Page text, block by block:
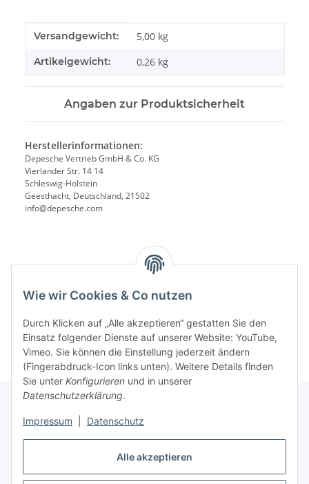
Alle akzeptieren
Wie wir Cookies & Co nutzen
Durch Klicken auf „Alle akzeptieren“ gestatten Sie den
Einsatz folgender Dienste auf unserer Website: YouTube,
Vimeo. Sie können die Einstellung jederzeit ändern
(Fingerabdruck-Icon links unten). Weitere Details finden
Sie unter Konfigurieren und in unserer
Datenschutzerklärung.
Impressum Datenschutz
Produkteigenschaft
Wert
Versandgewicht: 5,00 kg
Artikelgewicht: 0,26 kg
Angaben zur Produktsicherheit
Herstellerinformationen:
Depesche Vertrieb GmbH & Co. KG
Vierlander Str. 14 14
Schleswig-Holstein
Geesthacht, Deutschland, 21502
info@depesche.com
Benachrichtigen, wenn verfügbar